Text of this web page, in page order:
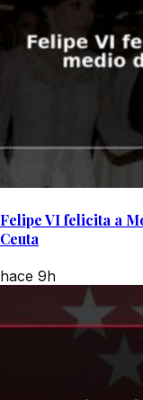
Felipe VI felicita a
Ceuta
hace 9h